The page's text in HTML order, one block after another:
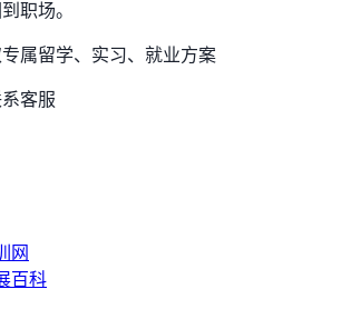
职场。
属留学、实习、就业方案
客服
网
百科